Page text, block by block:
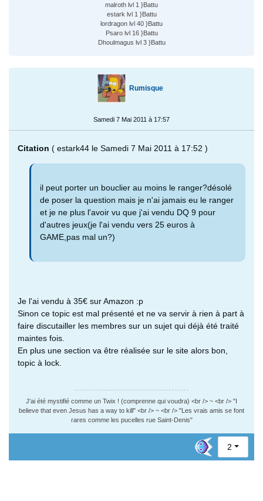
malroth lvl 1 }Battu
estark lvl 1 }Battu
lordragon lvl 40 }Battu
Psaro lvl 16 }Battu
Dhoulmagus lvl 3 }Battu
Rumisque
Samedi 7 Mai 2011 à 17:57
Citation ( estark44 le Samedi 7 Mai 2011 à 17:52 )
il peut porter un bouclier au moins le ranger?désolé
de poser la question mais je n'ai jamais eu le ranger
et je ne plus l'avoir vu que j'ai vendu DQ 9 pour
d'autres jeux(je l'ai vendu vers 25 euros à
GAME,pas mal un?)
Je l'ai vendu à 35€ sur Amazon :p
Sinon ce topic est mal présenté et ne va servir à rien à part à
faire discutailler les membres sur un sujet qui déjà été traité
maintes fois.
En plus une section va être réalisée sur le site alors bon,
topic à lock.
J'ai été mystifié comme un Twix ! (comprenne qui voudra) <br /> ~ <br /> "I
believe that even Jesus has a way to kill" <br /> ~ <br /> "Les vrais amis se font
rares comme les pucelles rue Saint-Denis"
2